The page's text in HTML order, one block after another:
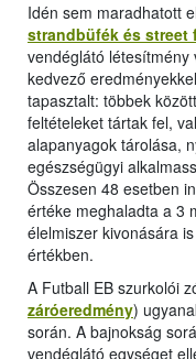
Idén sem maradhatott
strandbüfék és street
vendéglátó létesítmény
kedvező
tapasztalt: többek
feltételeket tártak fel,
alapanyagok tárolása,
egészségügyi
Összesen 48 esetben
értéke meghaladta a 3
élelmiszer kivonására
értékben.
A Futball EB szurkolói
záróeredmény)
során. A bajnokság
vendéglátó egységet